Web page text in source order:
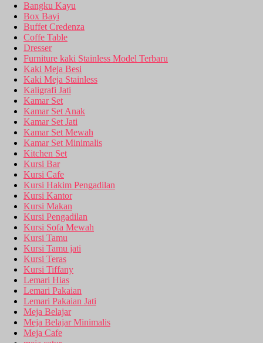
Bangku Kayu
Box Bayi
Buffet Credenza
Coffe Table
Dresser
Furniture kaki Stainless Model Terbaru
Kaki Meja Besi
Kaki Meja Stainless
Kaligrafi Jati
Kamar Set
Kamar Set Anak
Kamar Set Jati
Kamar Set Mewah
Kamar Set Minimalis
Kitchen Set
Kursi Bar
Kursi Cafe
Kursi Hakim Pengadilan
Kursi Kantor
Kursi Makan
Kursi Pengadilan
Kursi Sofa Mewah
Kursi Tamu
Kursi Tamu jati
Kursi Teras
Kursi Tiffany
Lemari Hias
Lemari Pakaian
Lemari Pakaian Jati
Meja Belajar
Meja Belajar Minimalis
Meja Cafe